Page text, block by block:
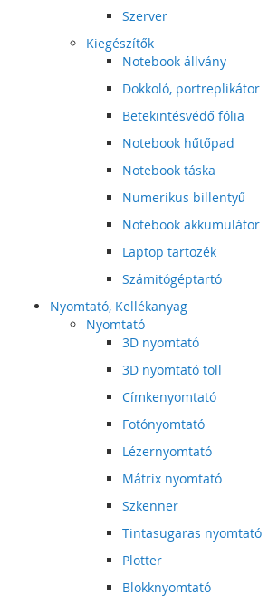
Szerver
Kiegészítők
Notebook állvány
Dokkoló, portreplikátor
Betekintésvédő fólia
Notebook hűtőpad
Notebook táska
Numerikus billentyű
Notebook akkumulátor
Laptop tartozék
Számitógéptartó
Nyomtató, Kellékanyag
Nyomtató
3D nyomtató
3D nyomtató toll
Címkenyomtató
Fotónyomtató
Lézernyomtató
Mátrix nyomtató
Szkenner
Tintasugaras nyomtató
Plotter
Blokknyomtató